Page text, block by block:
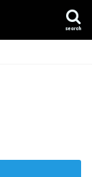
search